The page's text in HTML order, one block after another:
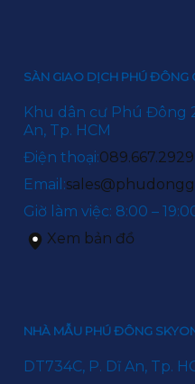
SÀN GIAO DỊCH PHÚ ĐÔNG
Khu dân cư Phú Đông
An, Tp. HCM
Điện thoại:089.667.2929
Email:
Giờ làm việc: 8:00 –
Xem bản đồ
NHÀ MẪU PHÚ ĐÔNG
DT734C, P. Dĩ An, Tp.